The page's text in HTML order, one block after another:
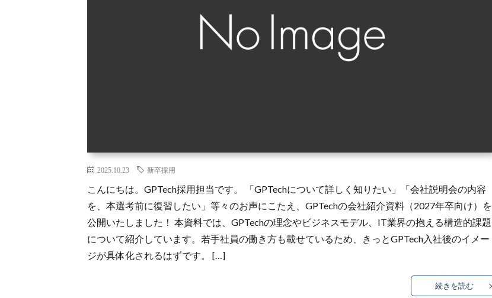
2025.10.23 新卒採用
こんにちは。GPTech採用担当です。 「GPTechについて詳しく知りたい」「会社説明会の内容
を、本選考前に復習したい」等々のお声にこたえ、GPTechの会社紹介資料（2027年卒向け）を
公開いたしました！ 本資料では、GPTechの理念やビジネスモデル、IT業界の抱える構造的課題
について紹介しています。若手社員の働き方も載せているため、きっとGPTech入社後のイメー
ジが具体化されるはずです。 […]
続きを読む